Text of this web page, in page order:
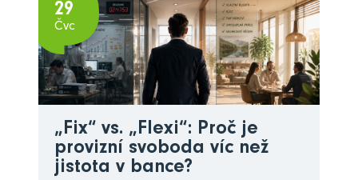
29
Čvc
„Fix“ vs. „Flexi“: Proč je
provizní svoboda víc než
jistota v bance?